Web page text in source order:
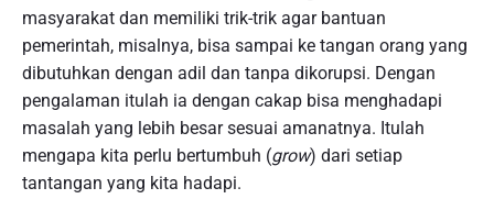
masyarakat dan memiliki trik-trik agar bantuan
pemerintah, misalnya, bisa sampai ke tangan orang yang
dibutuhkan dengan adil dan tanpa dikorupsi. Dengan
pengalaman itulah ia dengan cakap bisa menghadapi
masalah yang lebih besar sesuai amanatnya. Itulah
mengapa kita perlu bertumbuh (grow) dari setiap
tantangan yang kita hadapi.